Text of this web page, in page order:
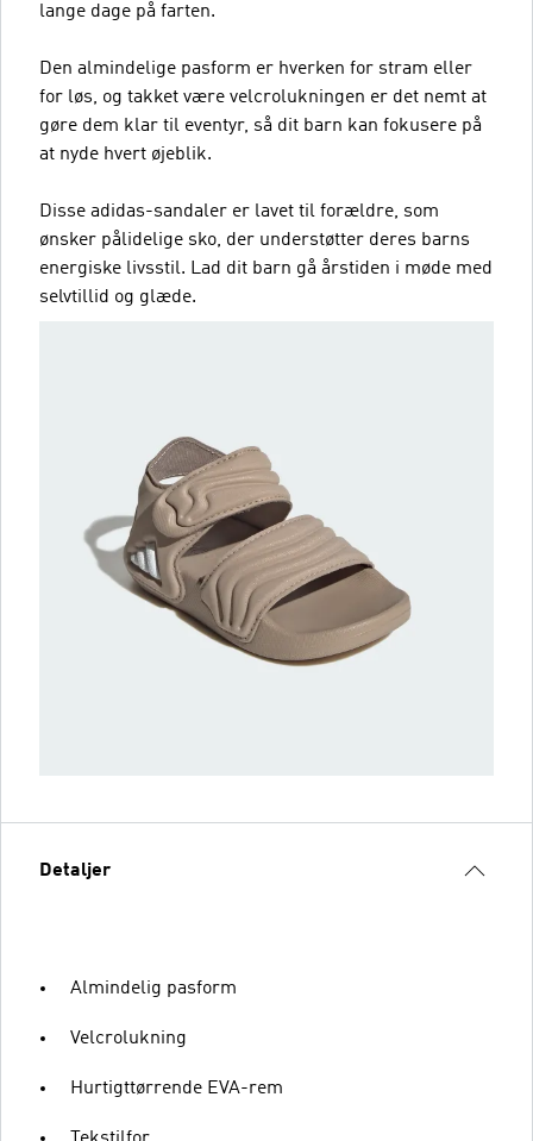
lange dage på farten.
Den almindelige pasform er hverken for stram eller
for løs, og takket være velcrolukningen er det nemt at
gøre dem klar til eventyr, så dit barn kan fokusere på
at nyde hvert øjeblik.
Disse adidas-sandaler er lavet til forældre, som
ønsker pålidelige sko, der understøtter deres barns
energiske livsstil. Lad dit barn gå årstiden i møde med
selvtillid og glæde.
Detaljer
Almindelig pasform
Velcrolukning
Hurtigttørrende EVA-rem